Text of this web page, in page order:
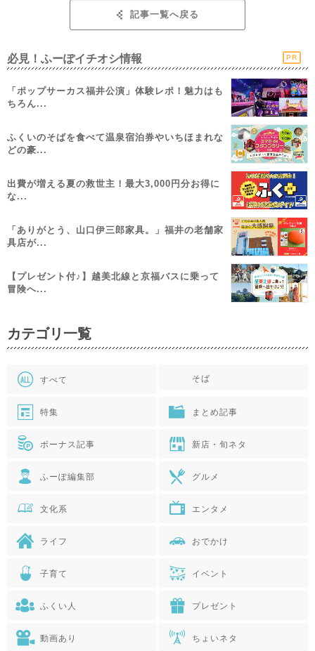
記事一覧へ戻る
必見！ふーぽイチオシ情報 PR
「ポップサーカス福井公演」体験レポ！魅力はも
ちろん...
ふくいのそばを食べて温泉宿泊券やいちほまれな
どの豪...
出費が増える夏の救世主！最大3,000円分お得に
な...
「ありがとう、山口伊三郎家具。」福井の老舗家
具店が...
【プレゼント付♪】越美北線と京福バスに乗って
冒険へ...
カテゴリ一覧
すべて そば
特集 まとめ記事
ボーナス記事 新店・旬ネタ
ふーぽ編集部 グルメ
文化系 エンタメ
ライフ おでかけ
子育て イベント
ふくい人 プレゼント
動画あり ちょいネタ